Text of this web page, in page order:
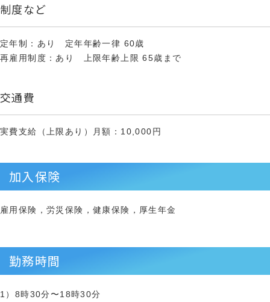
制度など
定年制：あり 定年年齢一律 60歳
再雇用制度：あり 上限年齢上限 65歳まで
交通費
実費支給（上限あり）月額：10,000円
加入保険
雇用保険，労災保険，健康保険，厚生年金
勤務時間
1）8時30分〜18時30分